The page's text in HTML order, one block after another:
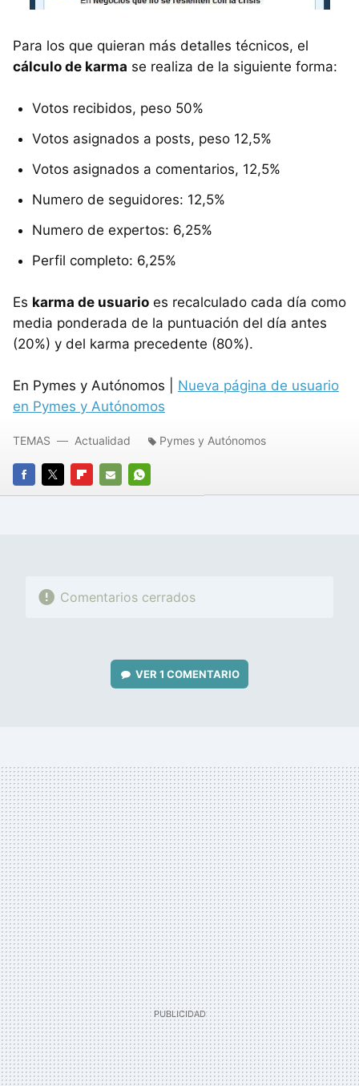
Para los que quieran más detalles técnicos, el
cálculo de karma se realiza de la siguiente forma:
Votos recibidos, peso 50%
Votos asignados a posts, peso 12,5%
Votos asignados a comentarios, 12,5%
Numero de seguidores: 12,5%
Numero de expertos: 6,25%
Perfil completo: 6,25%
Es karma de usuario es recalculado cada día como
media ponderada de la puntuación del día antes
(20%) y del karma precedente (80%).
En Pymes y Autónomos | Nueva página de usuario
en Pymes y Autónomos
FACEBOOK
TWITTERFLIPBOARD
E-
WHATSAPP
TEMAS Actualidad Pymes y Autónomos
Comentarios cerrados
VER 1 COMENTARIO